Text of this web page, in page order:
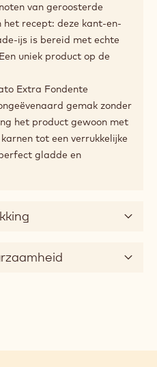
van geroosterde
het recept: deze kant-en-
ijs is bereid met echte
uniek product op de
Extra Fondente
gemak zonder
het product gewoon met
tot een verrukkelijke
gladde en
Fondente